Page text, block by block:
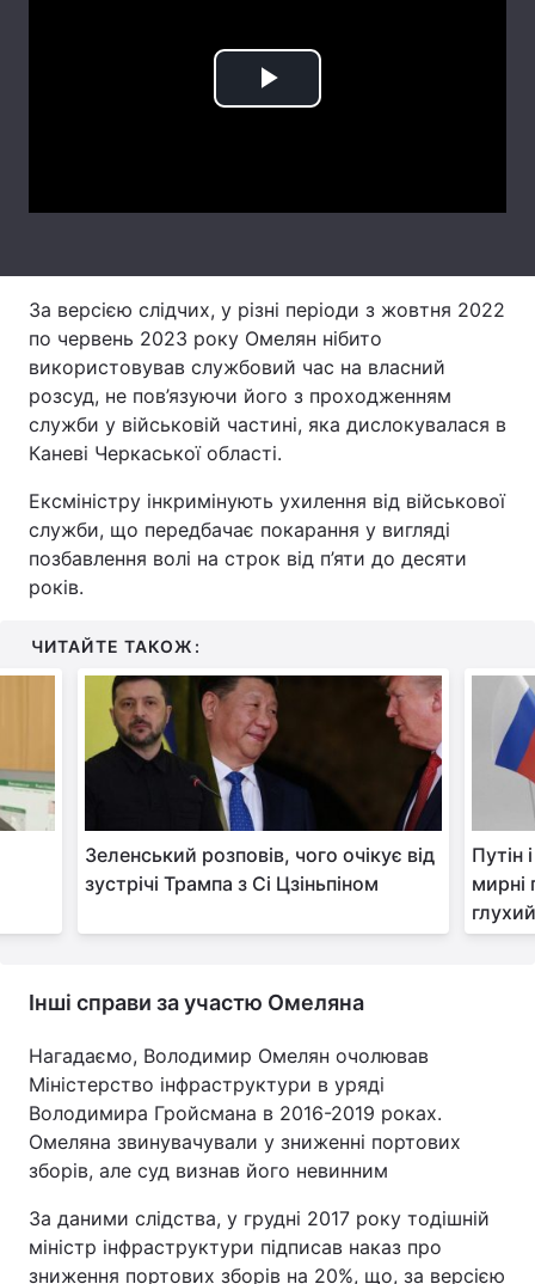
Play
За версією слідчих, у різні періоди з жовтня 2022
по червень 2023 року Омелян нібито
використовував службовий час на власний
розсуд, не пов’язуючи його з проходженням
служби у військовій частині, яка дислокувалася в
Каневі Черкаської області.
Ексміністру інкримінують ухилення від військової
служби, що передбачає покарання у вигляді
позбавлення волі на строк від п’яти до десяти
років.
ЧИТАЙТЕ ТАКОЖ:
Зеленський розповів, чого очікує від
зустрічі Трампа з Сі Цзіньпіном
Путін
Інші справи за участю Омеляна
Нагадаємо, Володимир Омелян очолював
Міністерство інфраструктури в уряді
Володимира Гройсмана в 2016-2019 роках.
Омеляна звинувачували у зниженні портових
зборів, але суд визнав його невинним
За даними слідства, у грудні 2017 року тодішній
міністр інфраструктури підписав наказ про
зниження портових зборів на 20%, що, за версією